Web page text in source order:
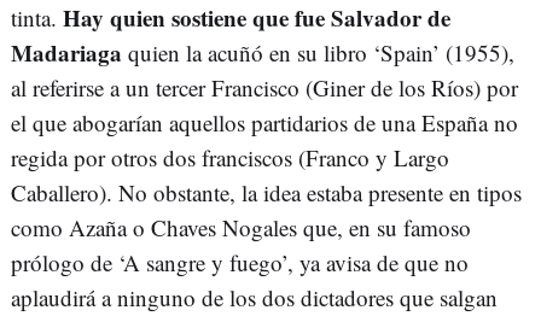
tinta. Hay quien sostiene que fue Salvador de
Madariaga quien la acuñó en su libro ‘Spain’ (1955),
al referirse a un tercer Francisco (Giner de los Ríos) por
el que abogarían aquellos partidarios de una España no
regida por otros dos franciscos (Franco y Largo
Caballero). No obstante, la idea estaba presente en tipos
como Azaña o Chaves Nogales que, en su famoso
prólogo de ‘A sangre y fuego’, ya avisa de que no
aplaudirá a ninguno de los dos dictadores que salgan